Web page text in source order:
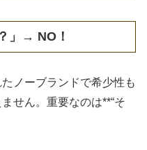
」→ NO！
ノーブランドで希少性も
せん。重要なのは**“そ